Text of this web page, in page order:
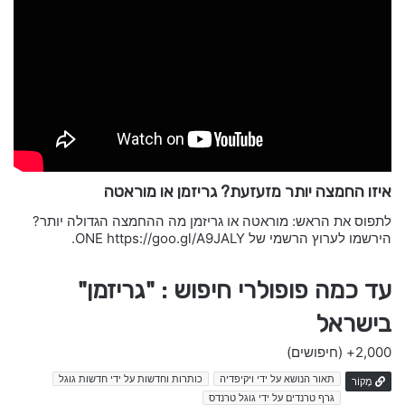
איזו החמצה יותר מזעזעת? גריזמן או מוראטה
לתפוס את הראש: מוראטה או גריזמן מה ההחמצה הגדולה יותר?
הירשמו לערוץ הרשמי של ONE https://goo.gl/A9JALY.
עד כמה פופולרי חיפוש : "גריזמן"
בישראל
2,000+ (חיפושים)
מָקוֹר תאור הנושא על ידי ויקיפדיה
כותרות וחדשות על ידי חדשות גוגל
גרף טרנדים על ידי גוגל טרנדס